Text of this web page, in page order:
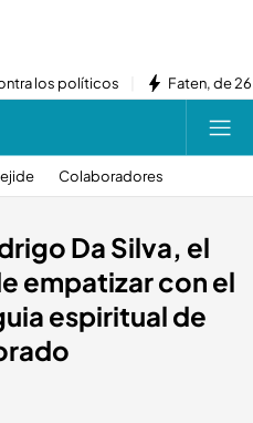
los políticos Faten, de
Colaboradores
Da Silva, el
empatizar con el
espiritual de